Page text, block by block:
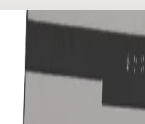
WhatsApp
0 850 303 99 73